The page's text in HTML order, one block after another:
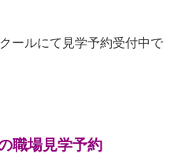
ールにて見学予約受付中で
職場見学予約